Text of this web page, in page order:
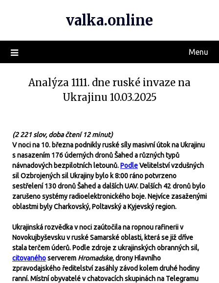
valka.online
Menu
Analýza 1111. dne ruské invaze na
Ukrajinu 10.03.2025
(2 221 slov, doba čtení 12 minut)
V noci na 10. března podnikly ruské síly masivní útok na Ukrajinu
s nasazením 176 úderných dronů Šahed a různých typů
návnadových bezpilotních letounů.PodleVelitelství vzdušných
sil Ozbrojených sil Ukrajiny bylo k 8:00 ráno potvrzeno
sestřelení 130 dronů Šahed a dalších UAV. Dalších 42 dronů bylo
zarušeno systémy radioelektronického boje. Nejvíce zasaženými
oblastmi byly Charkovský, Poltavský a Kyjevský region.
Ukrajinská rozvědka v noci zaútočila na ropnou rafinerii v
Novokujbyševsku v ruské Samarské oblasti, která se již dříve
stala terčem úderů. Podle zdroje z ukrajinských obranných sil,
citovanéhoserverem Hromadske, drony Hlavního
zpravodajského ředitelství zasáhly závod kolem druhé hodiny
ranní. Místní obyvatelé v chatovacích skupinách na Telegramu